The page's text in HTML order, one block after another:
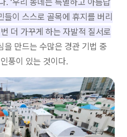
. ‘우리 동네는 특별하고 아름답
들이 스스로 골목에 휴지를 버리
더 가꾸게 하는 자발적 질서로
을 만드는 수많은 경관 기법 중
풍이 있는 것이다.